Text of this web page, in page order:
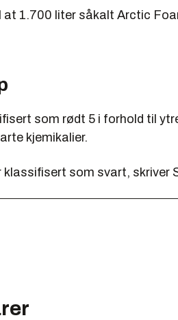
1.700 liter såkalt Arctic
som rødt 5 i forhold til
kjemikalier.
klassifisert som svart, skriver